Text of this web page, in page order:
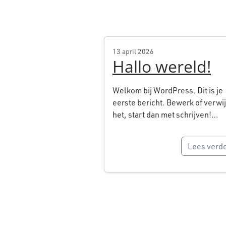
13 april 2026
Hallo wereld!
Welkom bij WordPress. Dit is je
eerste bericht. Bewerk of
het, start dan met schrijven!…
Lees